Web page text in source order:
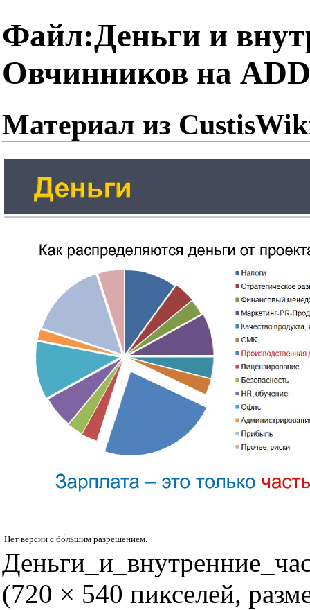
Файл:Деньги и
Овчинников на
Материал из
Нет версии с бо́льшим разрешением.
(720 × 540 пикселей,